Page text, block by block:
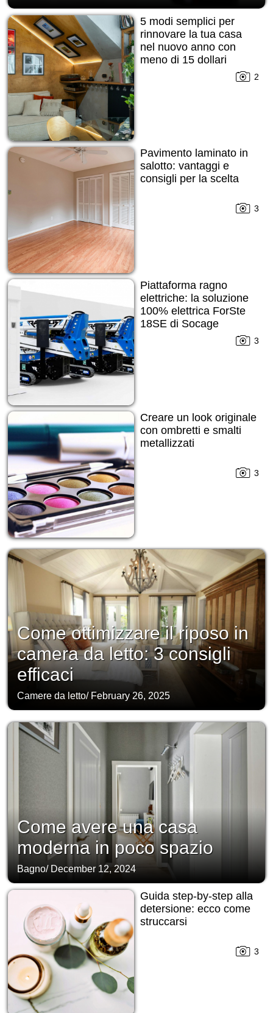
5 modi semplici per
rinnovare la tua casa
nel nuovo anno con
meno di 15 dollari
2
Pavimento laminato in
salotto: vantaggi e
consigli per la scelta
3
Piattaforma ragno
elettriche: la soluzione
100% elettrica ForSte
18SE di Socage
3
Creare un look originale
con ombretti e smalti
metallizzati
3
Come ottimizzare il riposo in
camera da letto: 3 consigli
efficaci
Camere da letto/ February 26, 2025
Come avere una casa
moderna in poco spazio
Bagno/ December 12, 2024
Guida step-by-step alla
detersione: ecco come
struccarsi
3